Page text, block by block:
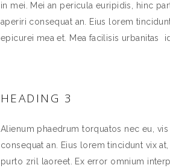
in mei. Mei an pericula euripidis, hinc
aperiri consequat an. Eius lorem
epicurei mea et. Mea facilisis urbanitas
HEADING 3
Alienum phaedrum torquatos nec eu,
consequat an. Eius lorem tincidunt vix
purto zril laoreet. Ex error omnium